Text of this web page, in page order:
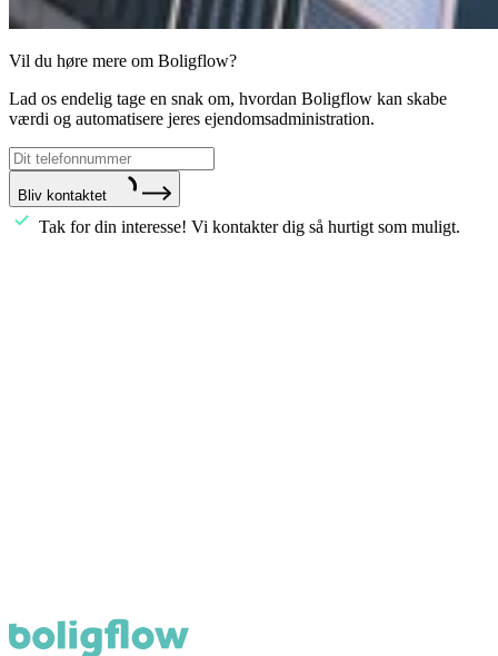
Vil du høre mere om Boligflow?
Lad os endelig tage en snak om, hvordan Boligflow kan skabe
værdi og automatisere jeres ejendomsadministration.
Bliv kontaktet
Tak for din interesse! Vi kontakter dig så hurtigt som muligt.